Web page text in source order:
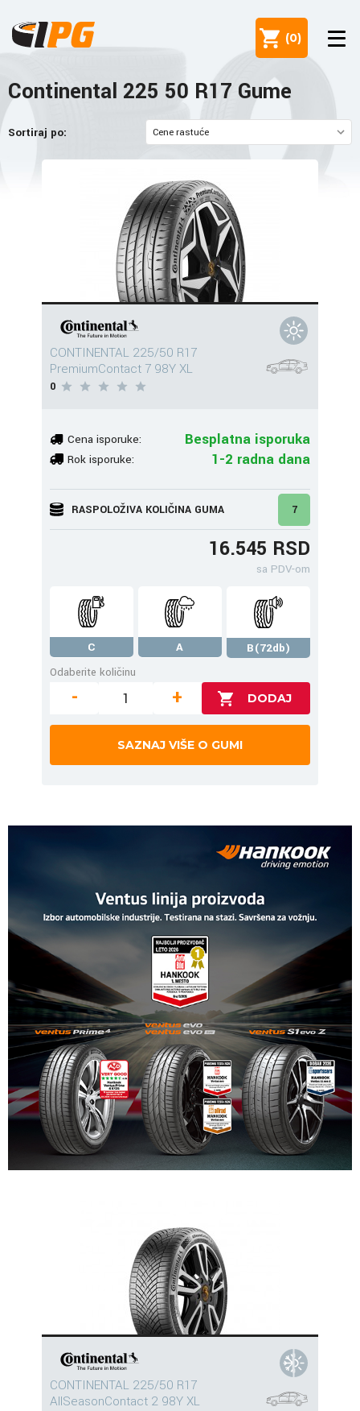
(0)
Continental 225 50 R17 Gume
Sortiraj po:
CONTINENTAL 225/50 R17
PremiumContact 7 98Y XL
0
Cena isporuke: Besplatna isporuka
Rok isporuke: 1-2 radna dana
RASPOLOŽIVA KOLIČINA GUMA 7
16.545 RSD
sa PDV-om
C A
B(72db)
Odaberite količinu
- +
SAZNAJ VIŠE O GUMI
CONTINENTAL 225/50 R17
AllSeasonContact 2 98Y XL